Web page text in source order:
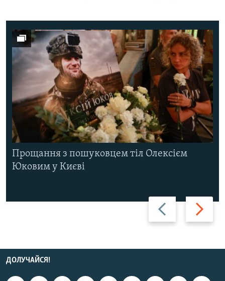
Назад Вперед
Прощання з пошуковцем тіл Олексієм
Юковим у Києві
ДОЛУЧАЙСЯ!